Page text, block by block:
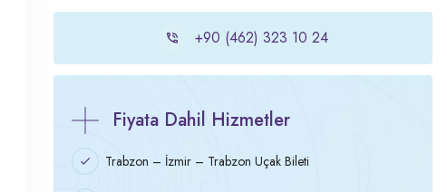
+90 (462) 323 10 24
Fiyata Dahil Hizmetler
Trabzon – İzmir – Trabzon Uçak Bileti